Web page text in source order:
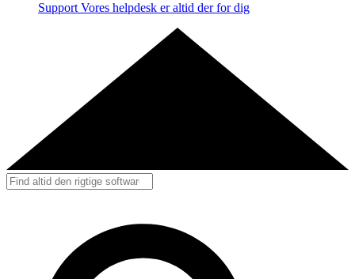
Support Vores helpdesk er altid der for dig